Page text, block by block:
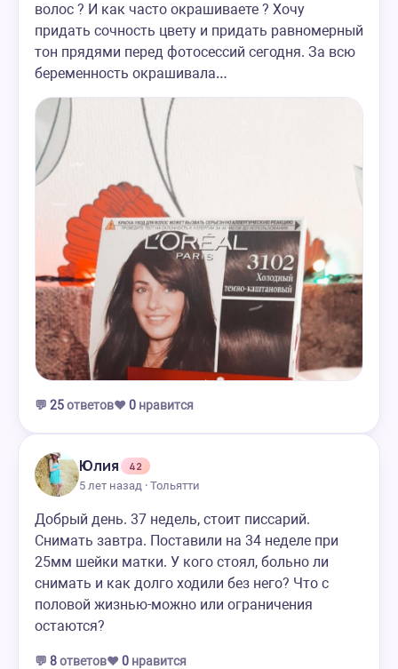
волос ? И как часто окрашиваете ? Хочу
придать сочность цвету и придать равномерный
тон прядями перед фотосессий сегодня. За всю
беременность окрашивала…
💬 25ответов❤️ 0 нравится
Юлия
42
5 лет назад · Тольятти
Добрый день. 37 недель, стоит писсарий.
Снимать завтра. Поставили на 34 неделе при
25мм шейки матки. У кого стоял, больно ли
снимать и как долго ходили без него? Что с
половой жизнью-можно или ограничения
остаются?
💬 8ответов❤️ 0 нравится